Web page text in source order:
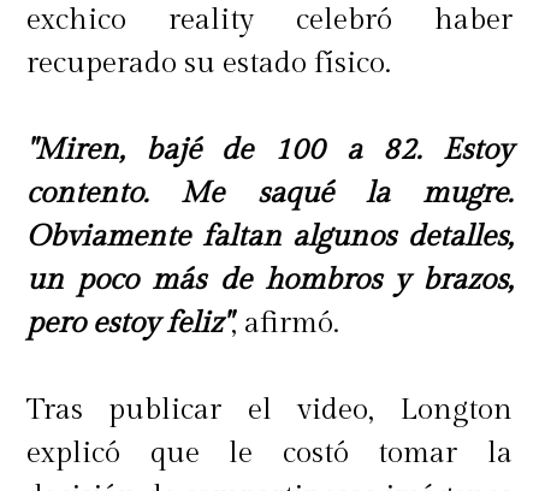
exchico reality celebró haber
recuperado su estado físico.
"Miren, bajé de 100 a 82. Estoy
contento. Me saqué la mugre.
Obviamente faltan algunos detalles,
un poco más de hombros y brazos,
pero estoy feliz", afirmó.
Tras publicar el video, Longton
explicó que le costó tomar la